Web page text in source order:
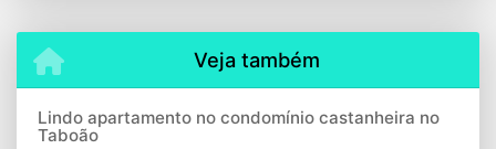
Veja também
Lindo apartamento no condomínio castanheira no
Taboão